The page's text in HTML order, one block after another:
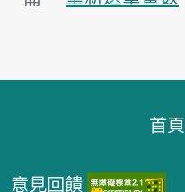
首頁
意見回饋